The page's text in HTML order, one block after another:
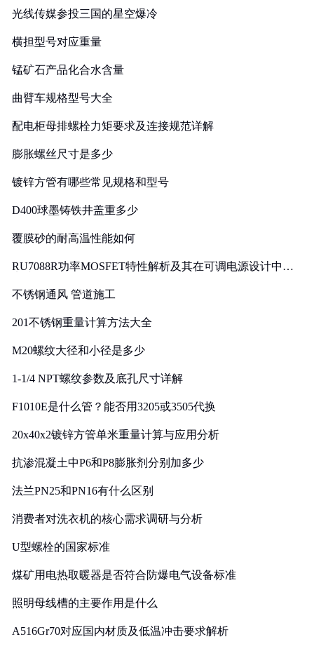
光线传媒参投三国的星空爆冷
横担型号对应重量
锰矿石产品化合水含量
曲臂车规格型号大全
配电柜母排螺栓力矩要求及连接规范详解
膨胀螺丝尺寸是多少
镀锌方管有哪些常见规格和型号
D400球墨铸铁井盖重多少
覆膜砂的耐高温性能如何
RU7088R功率MOSFET特性解析及其在可调电源设计中的
不锈钢通风 管道施工
201不锈钢重量计算方法大全
M20螺纹大径和小径是多少
1-1/4 NPT螺纹参数及底孔尺寸详解
F1010E是什么管？能否用3205或3505代换
20x40x2镀锌方管单米重量计算与应用分析
抗渗混凝土中P6和P8膨胀剂分别加多少
法兰PN25和PN16有什么区别
消费者对洗衣机的核心需求调研与分析
U型螺栓的国家标准
煤矿用电热取暖器是否符合防爆电气设备标准
照明母线槽的主要作用是什么
A516Gr70对应国内材质及低温冲击要求解析